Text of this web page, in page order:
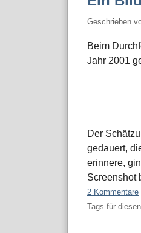
Geschrieben
Beim
Jahr 2001
Der
gedauert,
erinnere,
Screenshot
2 Kommentare
Tags für